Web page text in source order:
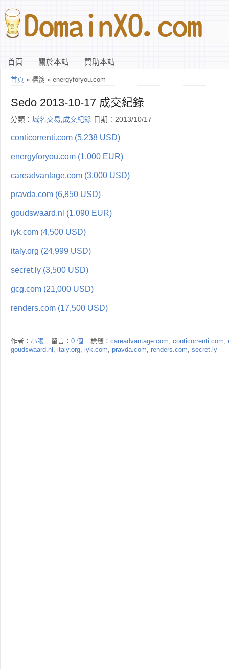
首頁 關於本站 贊助本站
首頁 » 標籤 » energyforyou.com
Sedo 2013-10-17 成交紀錄
分類： 域名交易,成交紀錄 日期：2013/10/17
conticorrenti.com (5,238 USD)
energyforyou.com (1,000 EUR)
careadvantage.com (3,000 USD)
pravda.com (6,850 USD)
goudswaard.nl (1,090 EUR)
iyk.com (4,500 USD)
italy.org (24,999 USD)
secret.ly (3,500 USD)
gcg.com (21,000 USD)
renders.com (17,500 USD)
作者： 小張 留言： 0 個 標籤： careadvantage.com, conticorrenti.com,
goudswaard.nl , italy.org, iyk.com, pravda.com, renders.com, secret.ly